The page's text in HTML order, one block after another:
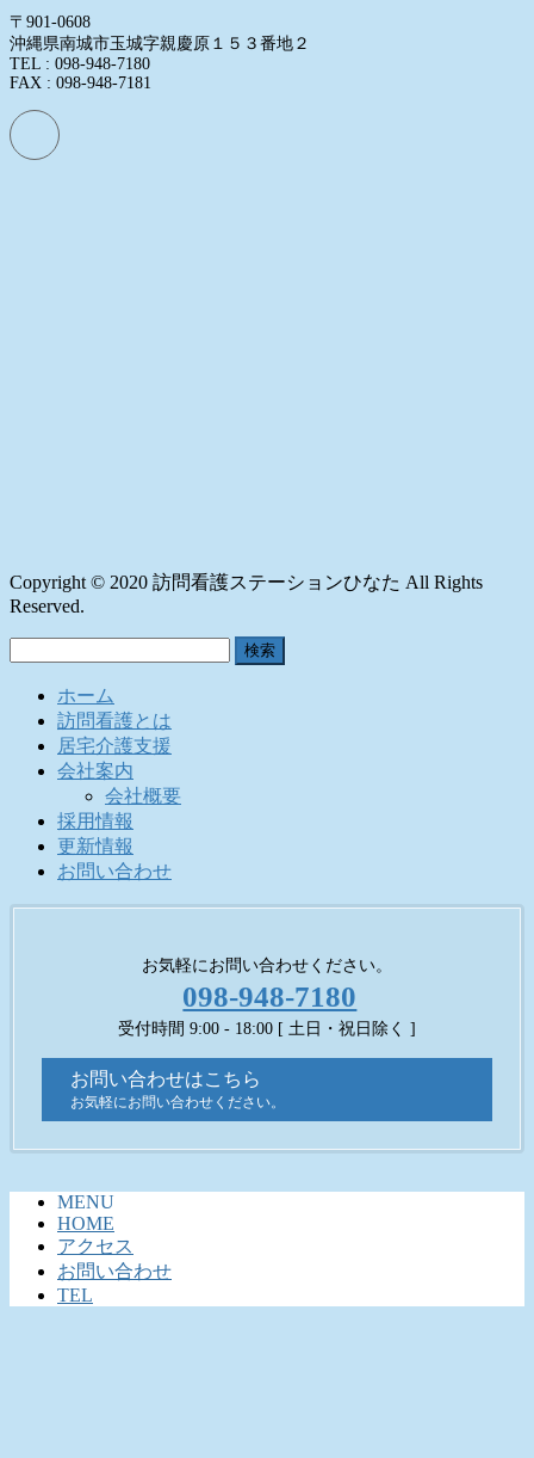
〒901-0608
沖縄県南城市玉城字親慶原１５３番地２
TEL : 098-948-7180
FAX : 098-948-7181
Copyright © 2020 訪問看護ステーションひなた All Rights
Reserved.
ホーム
訪問看護とは
居宅介護支援
会社案内
会社概要
採用情報
更新情報
お問い合わせ
お気軽にお問い合わせください。
098-948-7180
受付時間 9:00 - 18:00 [ 土日・祝日除く ]
お問い合わせはこちら
お気軽にお問い合わせください。
MENU
HOME
アクセス
お問い合わせ
TEL